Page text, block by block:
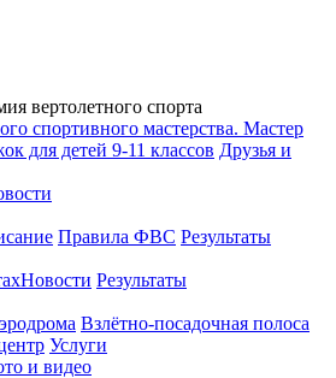
вертолетного спорта
спортивного мастерства. Мастер
для детей 9-11 классов Друзья и
Правила ФВС Результаты
Новости Результаты
Взлётно-посадочная полоса
Услуги
и видео